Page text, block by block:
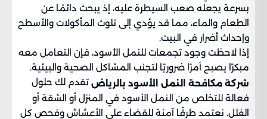
بسرعة يجعله صعب السيطرة عليه، إذ يبحث دائمًا عن
الطعام والماء، مما قد يؤدي إلى تلوث المأكولات والأسطح
وإحداث أضرار في البيت.
إذا لاحظت وجود تجمعات للنمل الأسود، فإن التعامل معه
مبكرًا يصبح أمرًا ضروريًا لتجنب المشاكل الصحية والبيئية.
شركة مكافحة النمل الأسود بالرياض تقدم لك حلول
فعالة للتخلص من النمل الأسود في المنزل أو الشقة أو
الفلل. نعتمد طرقًا آمنة للقضاء على الأعشاش وفحص كل